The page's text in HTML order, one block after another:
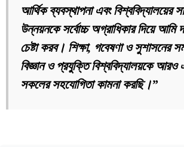
আর্থিক ব্যবস্থাপনা এবং বিশ্ববিদ্যালয়ের
উন্নয়নকে সর্বোচ্চ অগ্রাধিকার দিয়ে আমি
চেষ্টা করব। শিক্ষা, গবেষণা ও সুশাসনের
বিজ্ঞান ও প্রযুক্তি বিশ্ববিদ্যালয়কে আরও
সকলের সহযোগিতা কামনা করছি।”